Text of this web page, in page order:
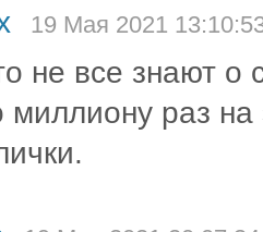
19 Мая 2021
не все знают о
миллиону раз